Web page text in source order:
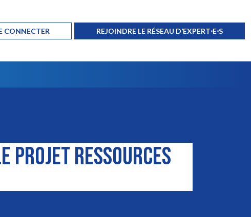
CONNECTER REJOINDRE LE RÉSEAU D’EXPERT⋅E⋅S
PROJET RESSOURCES